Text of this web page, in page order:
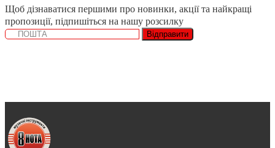
Щоб дізнаватися першими про новинки, акції та найкращі
пропозиції, підпишіться на нашу розсилку
Відправити